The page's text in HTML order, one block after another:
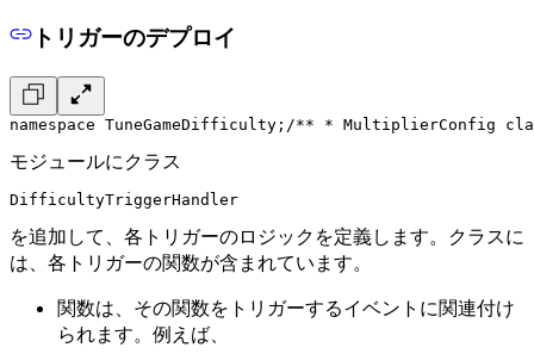
トリガーのデプロイ
namespace TuneGameDifficulty; /** * MultiplierConfig
モジュールにクラス
DifficultyTriggerHandler
を追加して、各トリガーのロジックを定義します。クラスに
は、各トリガーの関数が含まれています。
関数は、その関数をトリガーするイベントに関連付け
られます。例えば、